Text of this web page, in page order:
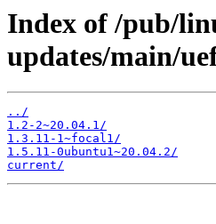
Index of /pub/
updates/main/
../
1.2-2~20.04.1/
1.3.11-1~focal1/
1.5.11-0ubuntu1~20.04.2/
current/